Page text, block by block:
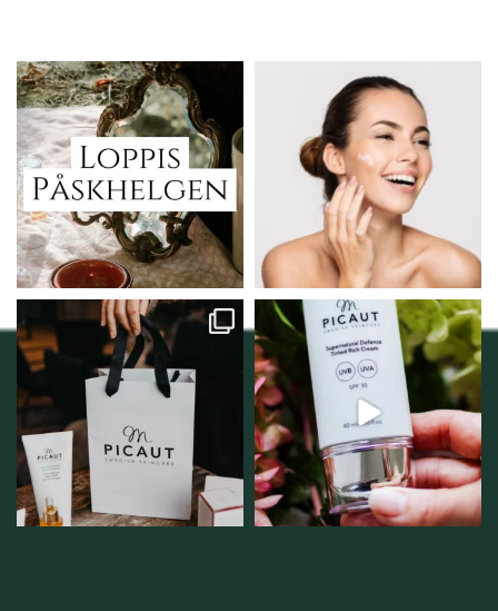
Vi skall ha loppis!
I Vellnez anda;...
6 0
Behandlingserbjudande
februari-mars!
Vi...
0
Vellnez – din
samlingsplats för
personlig handel i
12 0
Njut av solens härliga
strålar men skydda dig...
12 1